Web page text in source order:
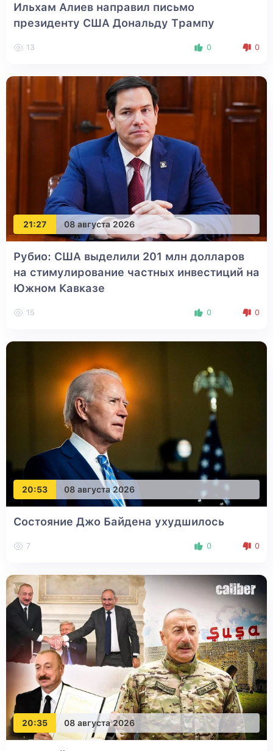
Ильхам Алиев направил письмо
президенту США Дональду Трампу
13 0 0
21:27 08 августа 2026
Рубио: США выделили 201 млн долларов
на стимулирование частных инвестиций на
Южном Кавказе
15 0 0
20:53 08 августа 2026
Состояние Джо Байдена ухудшилось
7 0 0
20:35 08 августа 2026